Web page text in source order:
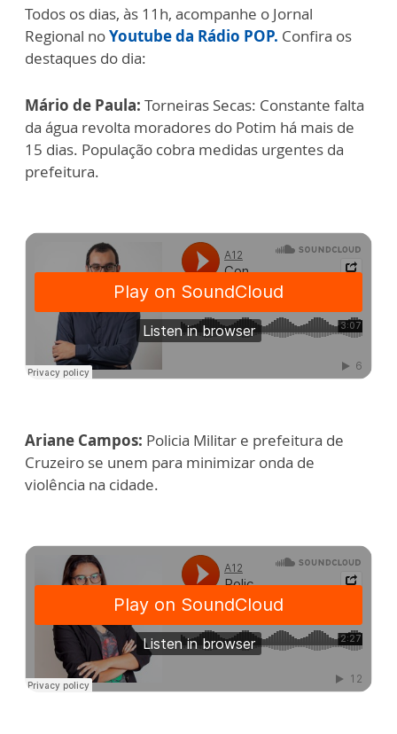
Todos os dias, às 11h, acompanhe o Jornal
Regional noYoutube da Rádio POP. Confira os
destaques do dia:
Mário de Paula: Torneiras Secas: Constante falta
da água revolta moradores do Potim há mais de
15 dias. População cobra medidas urgentes da
prefeitura.
Ariane Campos: Policia Militar e prefeitura de
Cruzeiro se unem para minimizar onda de
violência na cidade.